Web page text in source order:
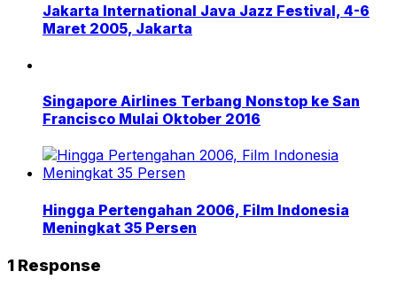
Jakarta International Java Jazz Festival, 4-6
Maret 2005, Jakarta
Singapore Airlines Terbang Nonstop ke San
Francisco Mulai Oktober 2016
Hingga Pertengahan 2006, Film Indonesia
Meningkat 35 Persen
1 Response